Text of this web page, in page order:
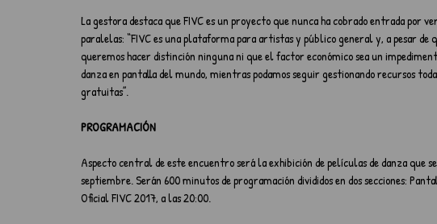
La gestora destaca que FIVC es un proyecto que nunca ha cobrado entrada por
paralelas: “FIVC es una plataforma para artistas y público general y, a pesar
queremos hacer distinción ninguna ni que el factor económico sea un
danza en pantalla del mundo, mientras podamos seguir gestionando recursos
gratuitas”.
PROGRAMACIÓN
Aspecto central de este encuentro será la exhibición de películas de danza que
septiembre. Serán 600 minutos de programación divididos en dos secciones:
Oficial FIVC 2017, a las 20:00.